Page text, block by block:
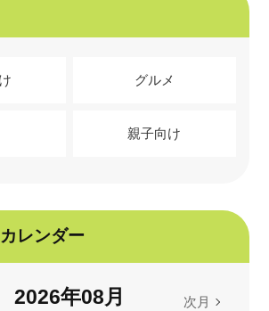
グルメ
親子向け
レンダー
2026年08月 次月